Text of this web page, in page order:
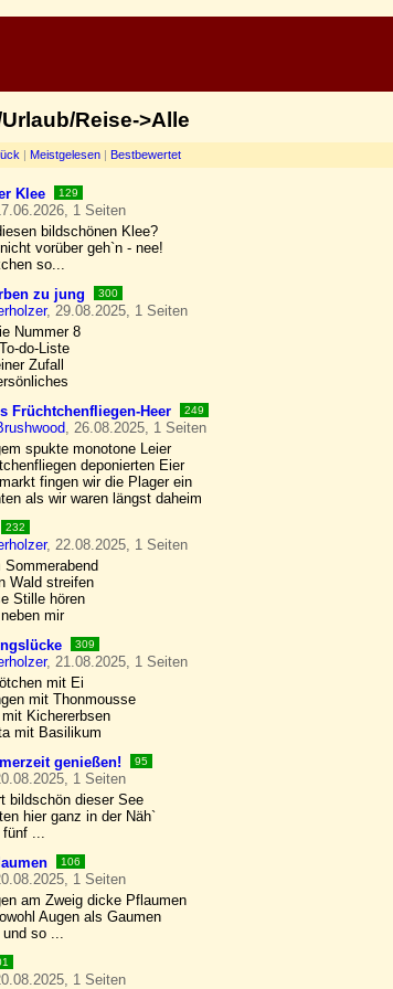
Reise->Alle
| Meistgelesen | Bestbewertet
Klee 129
1 Seiten
bildschönen Klee?
vorüber geh`n - nee!
so...
zu jung
300
, 29.08.2025, 1 Seiten
Nummer 8
do-Liste
Zufall
Früchtchenfliegen-Heer
249
, 26.08.2025, 1 Seiten
spukte monotone Leier
deponierten Eier
fingen wir die Plager ein
als wir waren längst daheim
232
, 22.08.2025, 1 Seiten
Sommerabend
Wald streifen
Stille hören
mir
309
, 21.08.2025, 1 Seiten
mit Ei
mit Thonmousse
Kichererbsen
mit Basilikum
genießen!
95
1 Seiten
bildschön dieser See
hier ganz in der Näh`
fünf ...
106
1 Seiten
am Zweig dicke Pflaumen
Augen als Gaumen
so ...
1 Seiten